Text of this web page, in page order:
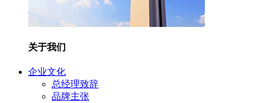
关于我们
企业文化
总经理致辞
品牌主张